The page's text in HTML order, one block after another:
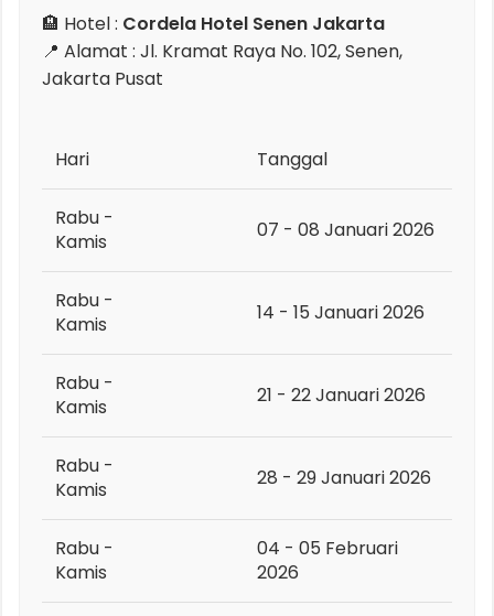
🏨 Hotel : Cordela Hotel Senen Jakarta
📍 Alamat : Jl. Kramat Raya No. 102, Senen,
Jakarta Pusat
Hari Tanggal
Rabu -
Kamis
07 - 08 Januari 2026
Rabu -
Kamis
14 - 15 Januari 2026
Rabu -
Kamis
21 - 22 Januari 2026
Rabu -
Kamis
28 - 29 Januari 2026
Rabu -
Kamis
04 - 05 Februari
2026